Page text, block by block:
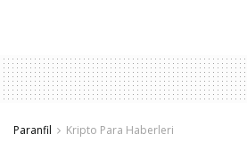
Paranfil Kripto Para Haberleri